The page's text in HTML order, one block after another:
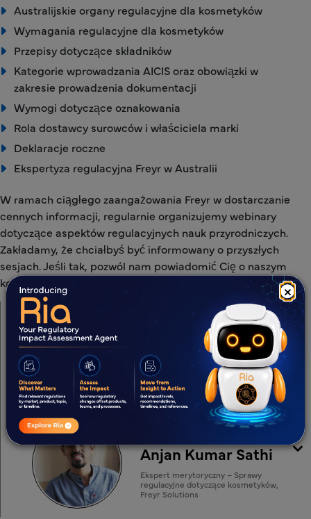
×
Australijskie organy regulacyjne dla kosmetyków
Wymagania regulacyjne dla kosmetyków
Przepisy dotyczące składników
Kategorie wprowadzania AICIS oraz obowiązki w
zakresie prowadzenia dokumentacji
Wymogi dotyczące oznakowania
Rola dostawcy surowców i właściciela marki
Deklaracje roczne
Ekspertyza regulacyjna Freyr w Australii
W ramach ciągłego zaangażowania Freyr w dostarczanie
cennych informacji, regularnie organizujemy webinary
dotyczące aspektów regulacyjnych nauk przyrodniczych.
Zakładamy, że chciałbyś być informowany o przyszłych
sesjach. Jeśli tak, pozwól nam powiadomić Cię o naszym
kolejnym webinarze.
Organizator
Sanjana Vij
Kierownik ds. realizacji - Produkty
konsumenckie, Freyr Solutions
Prelegent
Anjan Kumar Sathi
Ekspert merytoryczny – Sprawy
regulacyjne dotyczące kosmetyków,
Freyr Solutions